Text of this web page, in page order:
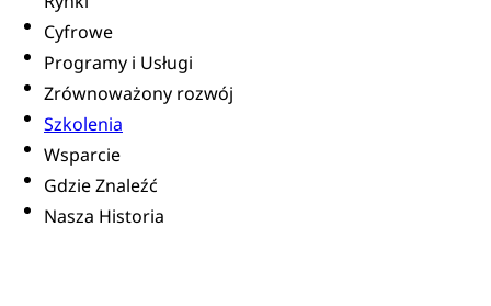
Cyfrowe
Programy i Usługi
Zrównoważony rozwój
Szkolenia
Wsparcie
Gdzie Znaleźć
Nasza Historia